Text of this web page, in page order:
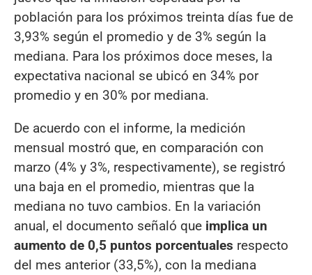
población para los próximos treinta días fue de
3,93% según el promedio y de 3% según la
mediana. Para los próximos doce meses, la
expectativa nacional se ubicó en 34% por
promedio y en 30% por mediana.
De acuerdo con el informe, la medición
mensual mostró que, en comparación con
marzo (4% y 3%, respectivamente), se registró
una baja en el promedio, mientras que la
mediana no tuvo cambios. En la variación
anual, el documento señaló que implica un
aumento de 0,5 puntos porcentuales respecto
del mes anterior (33,5%), con la mediana